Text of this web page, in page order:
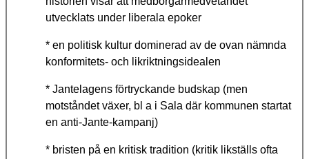
utvecklats under liberala epoker
* en politisk kultur dominerad av de ovan nämnda
konformitets- och likriktningsidealen
* Jantelagens förtryckande budskap (men
motståndet växer, bl a i Sala där kommunen startat
en anti-Jante-kampanj)
* bristen på en kritisk tradition (kritik likställs ofta